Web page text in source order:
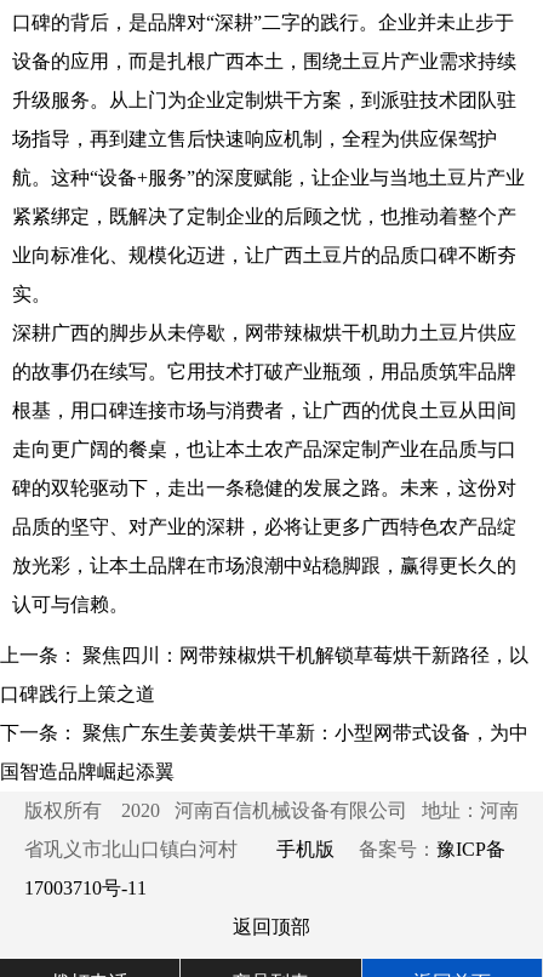
口碑的背后，是品牌对“深耕”二字的践行。企业并未止步于
设备的应用，而是扎根广西本土，围绕土豆片产业需求持续
升级服务。从上门为企业定制烘干方案，到派驻技术团队驻
场指导，再到建立售后快速响应机制，全程为供应保驾护
航。这种“设备+服务”的深度赋能，让企业与当地土豆片产业
紧紧绑定，既解决了定制企业的后顾之忧，也推动着整个产
业向标准化、规模化迈进，让广西土豆片的品质口碑不断夯
实。
深耕广西的脚步从未停歇，网带辣椒烘干机助力土豆片供应
的故事仍在续写。它用技术打破产业瓶颈，用品质筑牢品牌
根基，用口碑连接市场与消费者，让广西的优良土豆从田间
走向更广阔的餐桌，也让本土农产品深定制产业在品质与口
碑的双轮驱动下，走出一条稳健的发展之路。未来，这份对
品质的坚守、对产业的深耕，必将让更多广西特色农产品绽
放光彩，让本土品牌在市场浪潮中站稳脚跟，赢得更长久的
认可与信赖。
上一条： 聚焦四川：网带辣椒烘干机解锁草莓烘干新路径，以
口碑践行上策之道
下一条： 聚焦广东生姜黄姜烘干革新：小型网带式设备，为中
国智造品牌崛起添翼
版权所有 2020 河南百信机械设备有限公司 地址：河南
省巩义市北山口镇白河村 手机版 备案号： 豫ICP备
17003710号-11
返回顶部